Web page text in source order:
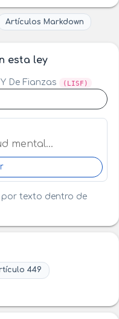
Artículos Markdown
esta ley
De Fianzas (LISF)
ley
texto dentro de
449